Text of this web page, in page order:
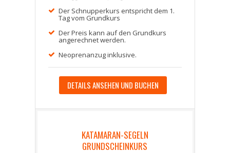
Der Schnupperkurs entspricht dem 1.
Tag vom Grundkurs
Der Preis kann auf den Grundkurs
angerechnet werden.
Neoprenanzug inklusive.
DETAILS ANSEHEN UND BUCHEN
KATAMARAN-SEGELN
GRUNDSCHEINKURS